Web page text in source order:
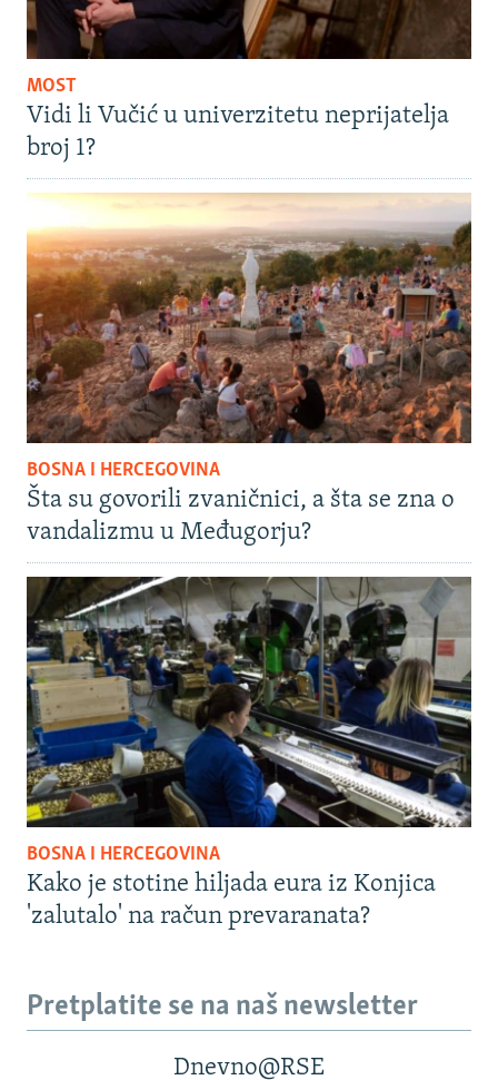
MOST
Vidi li Vučić u univerzitetu neprijatelja
broj 1?
BOSNA I HERCEGOVINA
Šta su govorili zvaničnici, a šta se zna o
vandalizmu u Međugorju?
BOSNA I HERCEGOVINA
Kako je stotine hiljada eura iz Konjica
'zalutalo' na račun prevaranata?
Pretplatite se na naš newsletter
Dnevno@RSE